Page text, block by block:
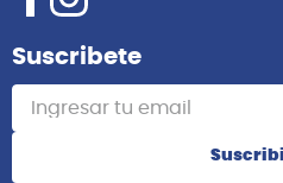
Suscribete